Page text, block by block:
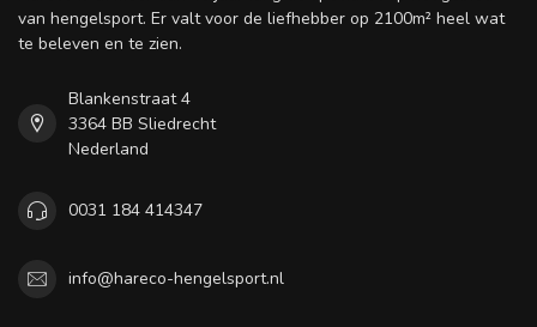
van hengelsport. Er valt voor de liefhebber op 2100m² heel wat
te beleven en te zien.
Blankenstraat 4
3364 BB Sliedrecht
Nederland
0031 184 414347
info@hareco-hengelsport.nl